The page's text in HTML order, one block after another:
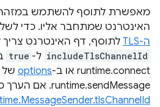
האינטרנט שמתחבר אליו. כדי
ה-TLS
לתוסף, דף האינטרנט צריך
includeTlsChannelId ל- true
runtime.connect או ב-
options של
runtime.sendMessage. אם הערך מוגדר כ-